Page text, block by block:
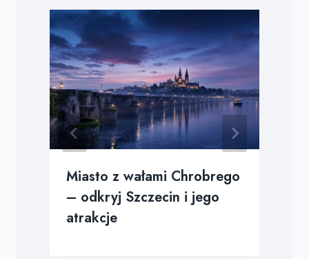
Miasto z wałami Chrobrego
– odkryj Szczecin i jego
atrakcje